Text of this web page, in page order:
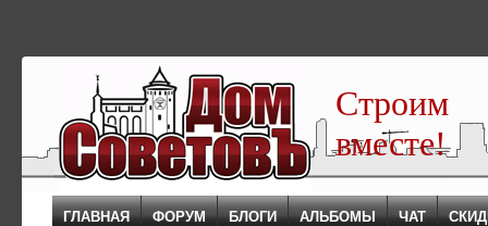
Строим
вместе!
ГЛАВНАЯ ФОРУМ БЛОГИ АЛЬБОМЫ ЧАТ